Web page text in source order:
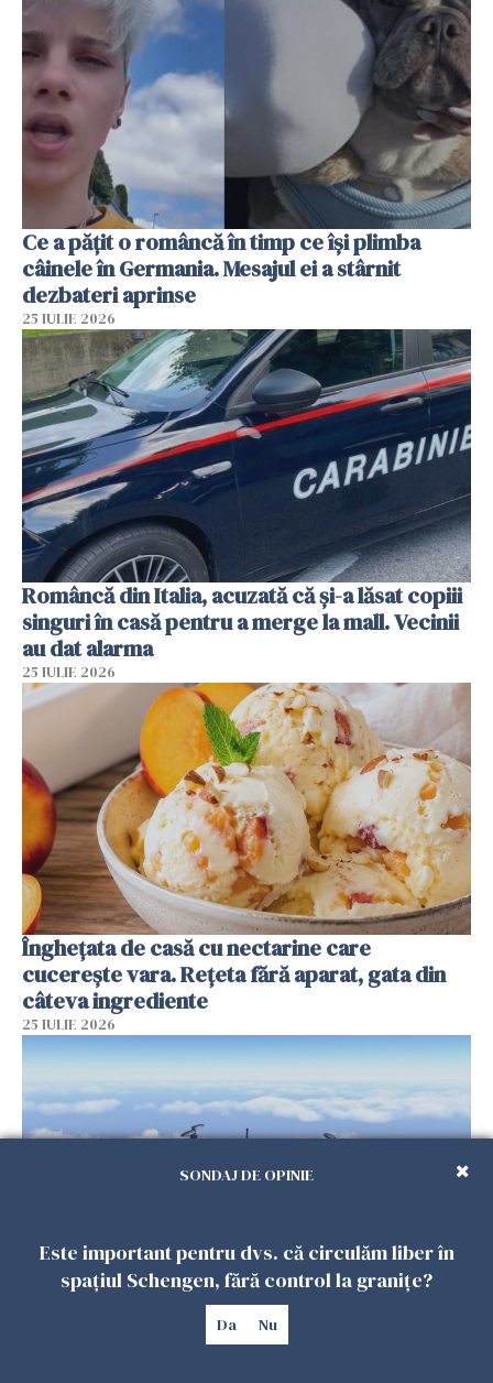
Ce a pățit o româncă în timp ce își plimba
câinele în Germania. Mesajul ei a stârnit
dezbateri aprinse
25 IULIE 2026
Româncă din Italia, acuzată că și-a lăsat copiii
singuri în casă pentru a merge la mall. Vecinii
au dat alarma
25 IULIE 2026
Înghețata de casă cu nectarine care
cucerește vara. Rețeta fără aparat, gata din
câteva ingrediente
25 IULIE 2026
Încă o dronă a fost doborâtă de un F-16
românesc după ce a intrat ilegal în spațiul
SONDAJ DE OPINIE
Este important pentru dvs. că circulăm liber în
spațiul Schengen, fără control la granițe?
Da Nu